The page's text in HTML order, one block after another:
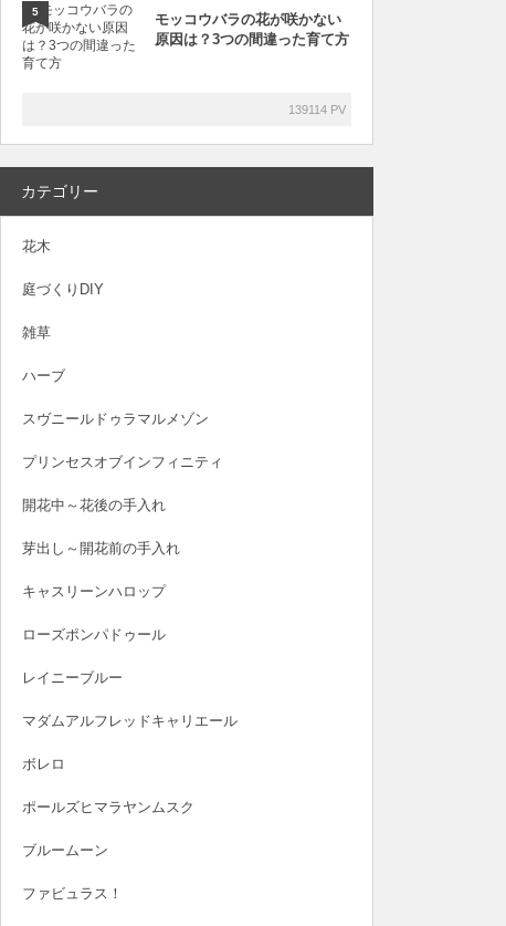
5
モッコウバラの花が咲かない
原因は？3つの間違った育て方
139114 PV
カテゴリー
花木
庭づくりDIY
雑草
ハーブ
スヴニールドゥラマルメゾン
プリンセスオブインフィニティ
開花中～花後の手入れ
芽出し～開花前の手入れ
キャスリーンハロップ
ローズポンパドゥール
レイニーブルー
マダムアルフレッドキャリエール
ボレロ
ポールズヒマラヤンムスク
ブルームーン
ファビュラス！